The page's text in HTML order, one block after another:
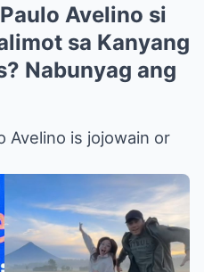
Avelino si
sa Kanyang
Nabunyag ang
Avelino is jojowain or